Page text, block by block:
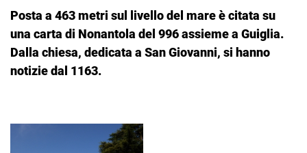
Posta a 463 metri sul livello del mare è citata su
una carta di Nonantola del 996 assieme a Guiglia.
Dalla chiesa, dedicata a San Giovanni, si hanno
notizie dal 1163.